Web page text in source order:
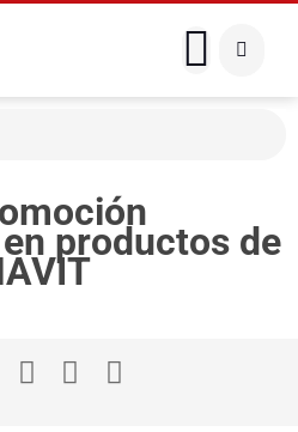
productos de